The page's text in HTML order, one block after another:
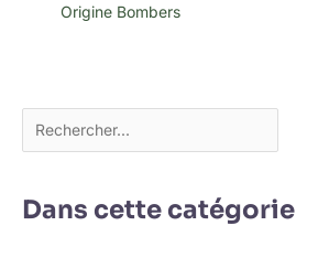
Origine Bombers
Dans cette catégorie